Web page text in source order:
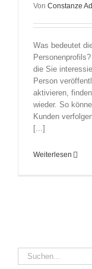
Von Constanze
Was bedeutet
die Sie
Person
aktivieren,
wieder. So
Kunden
[...]
Weiterlesen
Suche
nach: